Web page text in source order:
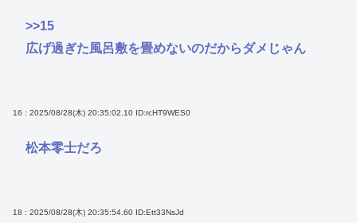
>>15
広げ過ぎた風呂敷を畳めないのだからダメじゃん
16 : 2025/08/28(木) 20:35:02.10 ID:rcHT9WES0
松本零士だろ
18 : 2025/08/28(木) 20:35:54.60 ID:Ett33NsJd